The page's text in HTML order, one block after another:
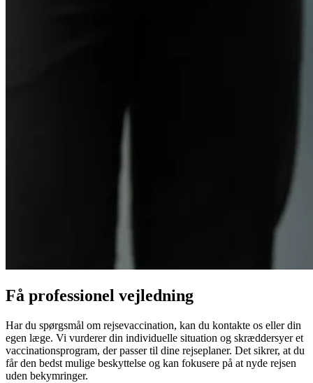
Få professionel vejledning
Har du spørgsmål om rejsevaccination, kan du kontakte os eller din
egen læge. Vi vurderer din individuelle situation og skræddersyer et
vaccinationsprogram, der passer til dine rejseplaner. Det sikrer, at du
får den bedst mulige beskyttelse og kan fokusere på at nyde rejsen
uden bekymringer.